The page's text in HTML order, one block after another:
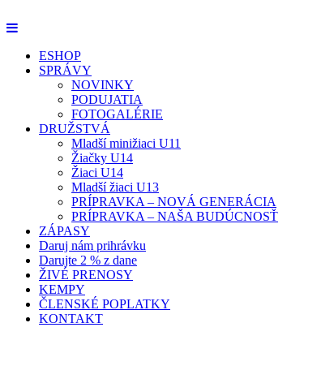
ESHOP
SPRÁVY
NOVINKY
PODUJATIA
FOTOGALÉRIE
DRUŽSTVÁ
Mladší minižiaci U11
Žiačky U14
Žiaci U14
Mladší žiaci U13
PRÍPRAVKA – NOVÁ GENERÁCIA
PRÍPRAVKA – NAŠA BUDÚCNOSŤ
ZÁPASY
Daruj nám prihrávku
Darujte 2 % z dane
ŽIVÉ PRENOSY
KEMPY
ČLENSKÉ POPLATKY
KONTAKT